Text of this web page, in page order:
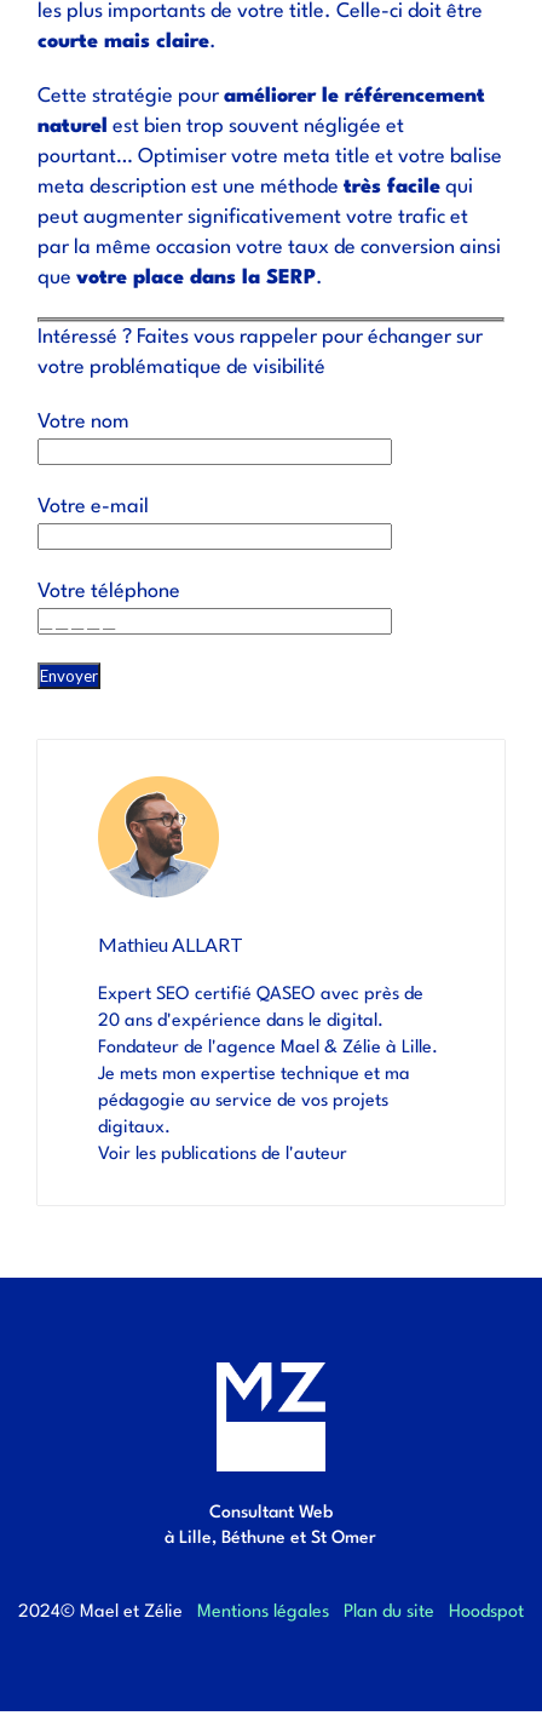
les plus importants de votre title. Celle-ci doit être
courte mais claire.
Cette stratégie pouraméliorer le référencement
naturel est bien trop souvent négligée et
pourtant… Optimiser votre meta title et votre balise
meta description est une méthodetrès facile qui
peut augmenter significativement votre trafic et
par la même occasion votre taux de conversion ainsi
quevotre place dans la SERP.
Intéressé ? Faites vous rappeler pour échanger sur
votre problématique de visibilité
Votre nom
Votre e-mail
Votre téléphone
Mathieu ALLART
Expert SEO certifié QASEO avec près de
20 ans d'expérience dans le digital.
Fondateur de l'agence Mael & Zélie à Lille.
Je mets mon expertise technique et ma
pédagogie au service de vos projets
digitaux.
Voir les publications de l'auteur
Consultant Web
à Lille, Béthune et St Omer
2024© Mael et Zélie Mentions légales Plan du site Hoodspot